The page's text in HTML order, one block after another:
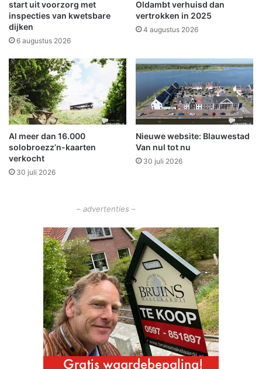
r
r
o
k
n
S
O
O
G
e
n
A
b
i
a
n
t
L
start uit voorzorg met
inspecties van kwetsbare
dijken
6 augustus 2026
Oldambt verhuisd dan
vertrokken in 2025
4 augustus 2026
Al meer dan 16.000
solobroezz’n-kaarten
verkocht
30 juli 2026
Nieuwe website: Blauwestad
Van nul tot nu
30 juli 2026
– advertenties –